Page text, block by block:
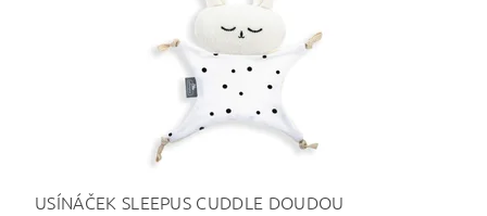
USÍNÁČEK SLEEPUS CUDDLE DOUDOU